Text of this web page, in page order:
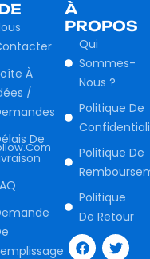
À
/
De
À
PROPOS
Qui
Sommes-
Nous ?
Politique De
Politique De
Politique
De Retour
F
a
T
w
I
n
Y
o